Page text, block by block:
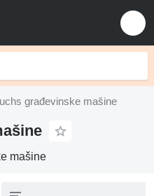
građevinske mašine
mašine